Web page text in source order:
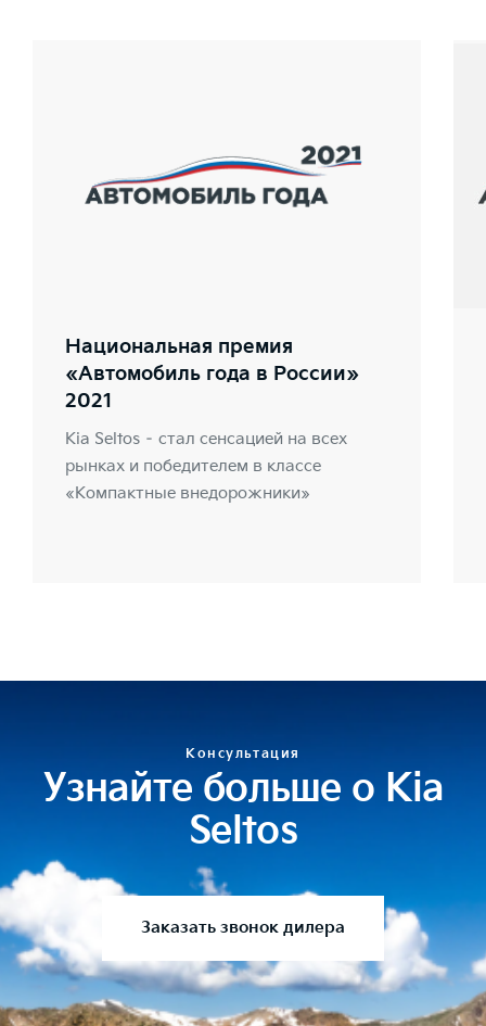
Национальная премия
«Автомобиль года в России»
2021
Kia Seltos – стал сенсацией на всех
рынках и победителем в классе
«Компактные внедорожники»
Консультация
Узнайте больше о Kia
Seltos
Заказать звонок дилера